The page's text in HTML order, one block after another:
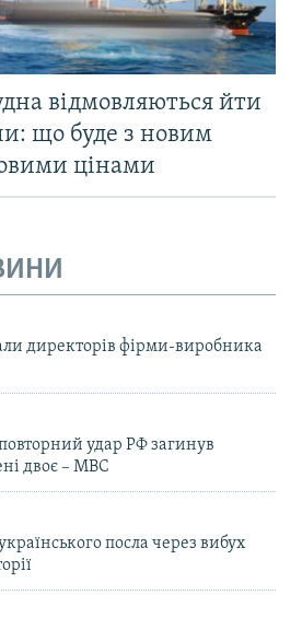
відмовляються йти
що буде з новим
цінами
директорів фірми-виробника
удар РФ загинув
двоє – МВС
посла через вибух